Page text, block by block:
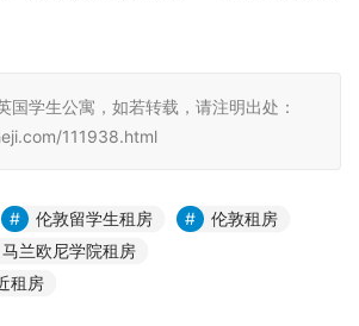
国学生公寓，如若转载，请注明出处：
111938.html
伦敦留学生租房
伦敦租房
马兰欧尼学院租房
租房